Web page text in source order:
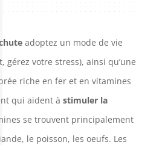
adoptez un mode de vie
gérez votre stress), ainsi qu’une
riche en fer et en vitamines
qui aident à stimuler la
se trouvent principalement
le poisson, les oeufs. Les